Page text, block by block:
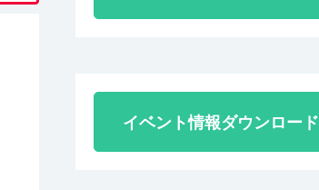
イベント情報ダウンロード